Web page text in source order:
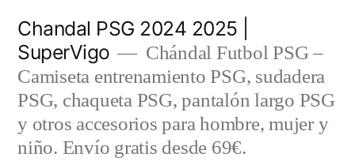
contenido
Chandal PSG 2024 2025 |
SuperVigo
Chándal Futbol PSG –
Camiseta entrenamiento PSG, sudadera
PSG, chaqueta PSG, pantalón largo PSG
y otros accesorios para hombre, mujer y
niño. Envío gratis desde 69€.